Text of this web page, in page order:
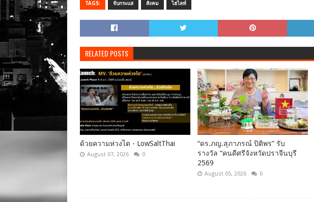
TAGS: จับกระแส สังคม ไฮไลท์
RELATED POSTS
ด้วยความห่วงไต - LowSaltThai
August 07, 2026 0
“ดร.ภญ.สุภาภรณ์ ปิติพร” รับ
รางวัล “คนดีศรีจังหวัดปราจีนบุรี
2569
August 05, 2026 0